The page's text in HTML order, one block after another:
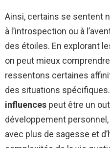
Ainsi, certains se sentent
à l’introspection ou à
des étoiles. En explorant
on peut mieux
ressentons certaines
des situations spécifiques.
influences peut être un
développement
avec plus de sagesse et